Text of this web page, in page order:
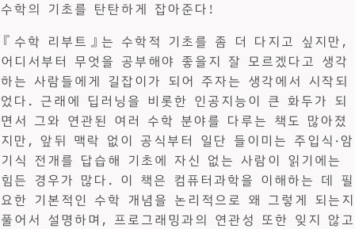
수학의 기초를 탄탄하게 잡아준다!
『수학 리부트』는 수학적 기초를 좀 더 다지고 싶지만,
어디서부터 무엇을 공부해야 좋을지 잘 모르겠다고 생각
하는 사람들에게 길잡이가 되어 주자는 생각에서 시작되
었다. 근래에 딥러닝을 비롯한 인공지능이 큰 화두가 되
면서 그와 연관된 여러 수학 분야를 다루는 책도 많아졌
지만, 앞뒤 맥락 없이 공식부터 일단 들이미는 주입식·암
기식 전개를 답습해 기초에 자신 없는 사람이 읽기에는
힘든 경우가 많다. 이 책은 컴퓨터과학을 이해하는 데 필
요한 기본적인 수학 개념을 논리적으로 왜 그렇게 되는지
풀어서 설명하며, 프로그래밍과의 연관성 또한 잊지 않고